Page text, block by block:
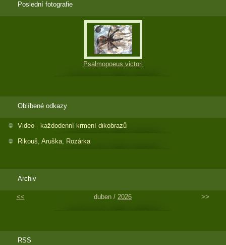
Poslední fotografie
Psalmopoeus victori
Oblíbené odkazy
Video - každodenní krmení dikobrazů
Rikouš, Aruška, Rozárka
Archiv
<< duben / 2026 >>
RSS